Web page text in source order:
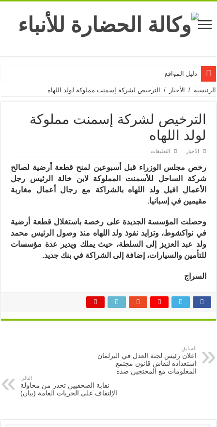
دليل المواقع
الرئيسية / الأخبار / الترخيص لشركة إسمنت مملوكة لولد اللهاه
الترخيص لشركة إسمنت مملوكة
لولد اللهاه
الأخبار التعليقات
لشركة
إسمنت
مملوكة
لولد
اللهاه
مغلقة
رخص مجلس الوزراء قبل أسبوعين لمنح قطعة أرضية لصالح
شركة الساحل للأسمنت المملوكة لابن خالة الرئيس رجل
الأعمال افيل ولد اللهاه بالشراكة مع رجال أعمال مغاربة
مقيمين في إسبانيا.
وحصلت المؤسسة الجديدة على رخصة باستغلال قطعة أرضية
في نواكشوط، وتزايد نفوذ ولد اللهاه منذ وصول الرئيس محمد
ولد عبد العزيز إلى السلطة، حيث يملك ويدير عدة مؤسسات
للتأمين والسيارات، إضافة إلى الشراكة في بنك جديد.
السراج
السابق
اعلان رئيس لجنة العدل في البرلمان
استعداده لنقاش قانون مجتمع
المعلومات مع المحتجين ضده
التالي
نقابة الصحفيين تحذر من محاولة
الإلتفاف على الحريات العامة (بيان)